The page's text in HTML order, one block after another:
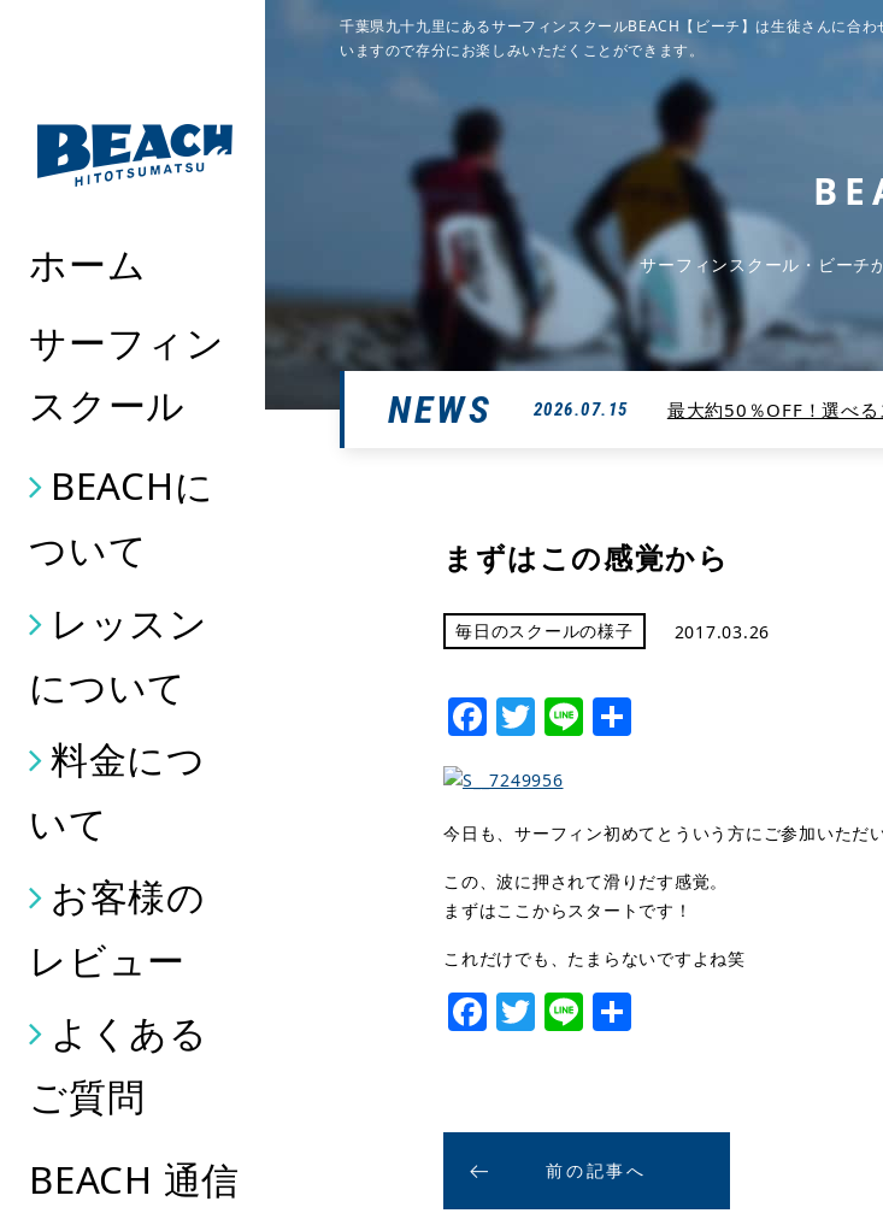
ホーム
サーフィン
スクール
BEACHに
ついて
レッスン
について
料金につ
いて
お客様の
レビュー
よくある
ご質問
BEACH 通信
千葉県九十九里にあるサーフィンスクールBEACH【ビーチ】は生徒さんに合
いますので存分にお楽しみいただくことができます。
サーフィンスクール・ビーチ
NEWS 2026.07.15 最大約50％OFF！選べ
まずはこの感覚から
毎日のスクールの様子 2017.03.26
Facebook
Twitter
Line
今日も、サーフィン初めてとういう方にご参加いただ
この、波に押されて滑りだす感覚。
まずはここからスタートです！
これだけでも、たまらないですよね笑
Facebook
Twitter
Line
前の記事へ